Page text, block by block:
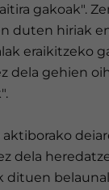
gakoak".
duten hiriak
eraikitzeko
dela gehien
aktiborako
dela
dituen